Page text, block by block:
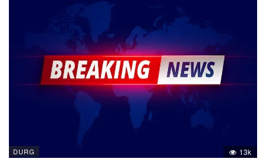
DURG 13k